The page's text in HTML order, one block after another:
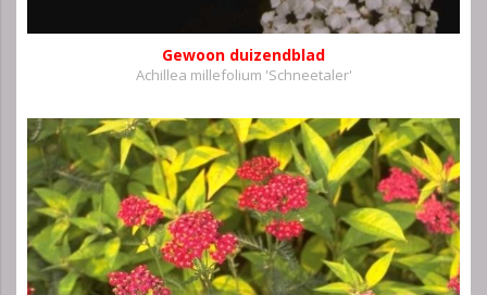
Gewoon duizendblad
Achillea millefolium 'Schneetaler'